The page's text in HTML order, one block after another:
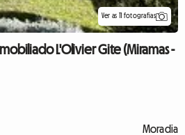
Ver as 11 fotografias
L'Olivier Gite (Miramas -
Moradia